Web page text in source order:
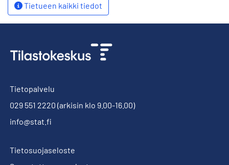
Tietueen kaikki tiedot
Tietopalvelu
029 551 2220 (arkisin klo 9.00-16.00)
info@stat.fi
Tietosuojaseloste